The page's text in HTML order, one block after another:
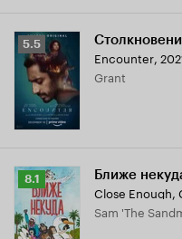
Рейтинг
Кинопоиска
5.5
5.5
Encounter,
Grant
Рейтинг
Кинопоиска
8.1
8.1 Ближе
Close Enough,
Sam 'The